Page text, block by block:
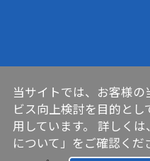
当サイトでは、お客様
ビス向上検討を目的と
用しています。 詳しくは
について」 をご確認くだ